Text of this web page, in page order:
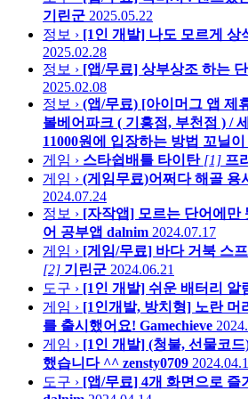
기린군 2025.05.22
정보 › [1인 개발] 나도 모르게 상
2025.02.28
정보 › [앱/무료] 상부상조 하는
2025.02.08
정보 › (앱/무료) [아이머그 앱 제
볼베어파크 ( 기흥점, 부천점 ) /
11000원에 입장하는 방법 꼬닐이
게임 › 스타쉽배틀 타이탄 [1] 프
게임 › (게임무료)어쩌다 해골 용
2024.07.24
정보 › [자작앱] 모르는 단어에만
어 공부앱 dalnim 2024.07.17
게임 › [게임/무료] 바다 거북 스
[2] 기린군 2024.06.21
도구 › [1인 개발] 쉬운 배터리 알
게임 › [1인개발, 방치형] 노란 머
를 출시했어요! Gamechieve
게임 › [1인 개발] (청불, 선물코드
했습니다 ^^ zensty0709
도구 › [앱/무료] 4개 화면으로 즐